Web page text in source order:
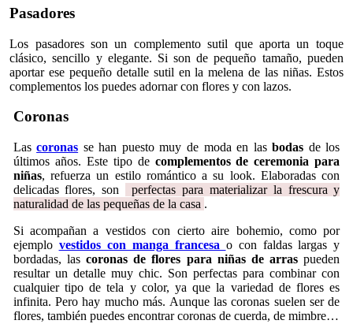
Pasadores
Los pasadores son un complemento sutil que aporta un toque
clásico, sencillo y elegante. Si son de pequeño tamaño, pueden
aportar ese pequeño detalle sutil en la melena de las niñas. Estos
complementos los puedes adornar con flores y con lazos.
Coronas
Lascoronas se han puesto muy de moda en lasbodas de los
últimos años. Este tipo de complementos de ceremonia para
niñas, refuerza un estilo romántico a su look. Elaboradas con
delicadas flores, son
perfectas para materializar la frescura y
naturalidad de las pequeñas de la casa .
Si acompañan a vestidos con cierto aire bohemio, como por
ejemplo vestidos con manga francesa o con faldas largas y
bordadas, las coronas de flores para niñas de arras pueden
resultar un detalle muy chic. Son perfectas para combinar con
cualquier tipo de tela y color, ya que la variedad de flores es
infinita. Pero hay mucho más. Aunque las coronas suelen ser de
flores, también puedes encontrar coronas de cuerda, de mimbre…